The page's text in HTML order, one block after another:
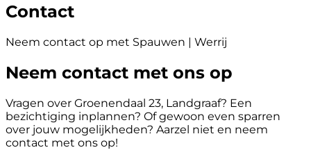
Contact
Neem contact op met Spauwen | Werrij
Neem contact met ons op
Vragen over Groenendaal 23, Landgraaf? Een
bezichtiging inplannen? Of gewoon even sparren
over jouw mogelijkheden? Aarzel niet en neem
contact met ons op!